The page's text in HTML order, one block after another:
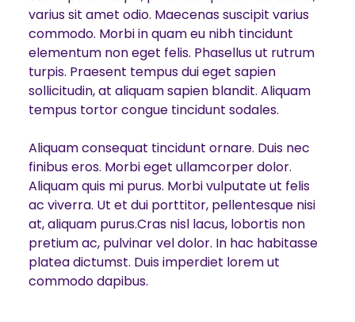
varius sit amet odio. Maecenas suscipit varius
commodo. Morbi in quam eu nibh tincidunt
elementum non eget felis. Phasellus ut rutrum
turpis. Praesent tempus dui eget sapien
sollicitudin, at aliquam sapien blandit. Aliquam
tempus tortor congue tincidunt sodales.
Aliquam consequat tincidunt ornare. Duis nec
finibus eros. Morbi eget ullamcorper dolor.
Aliquam quis mi purus. Morbi vulputate ut felis
ac viverra. Ut et dui porttitor, pellentesque nisi
at, aliquam purus.Cras nisl lacus, lobortis non
pretium ac, pulvinar vel dolor. In hac habitasse
platea dictumst. Duis imperdiet lorem ut
commodo dapibus.